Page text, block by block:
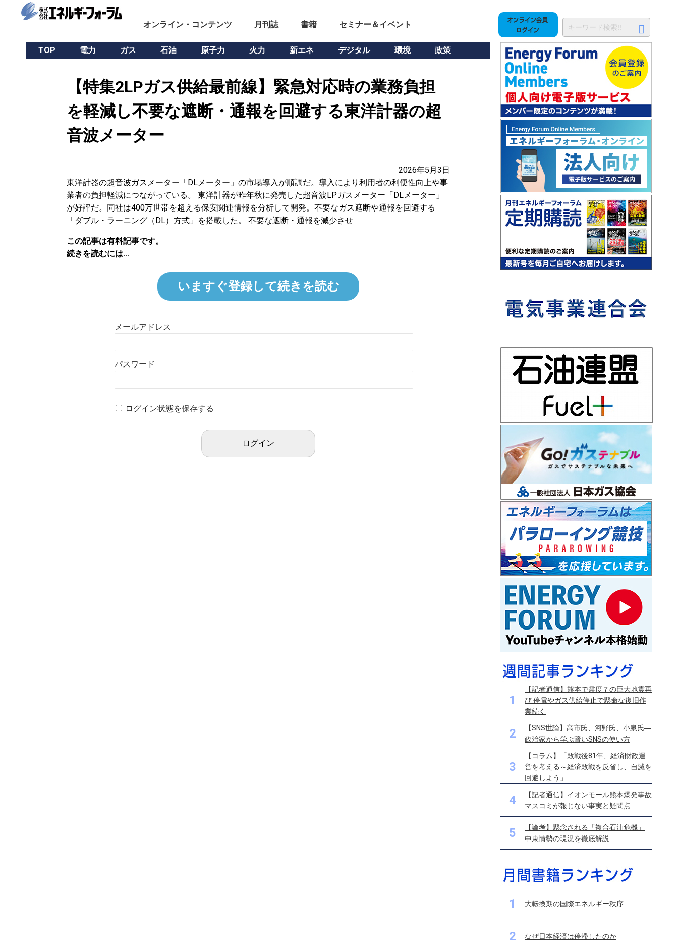
オンライン・コンテンツ 月刊誌 書籍 セミナー＆イベント
TOP 電力 ガス 石油 原子力 火力 新エネ デジタル 環境 政策
【特集2LPガス供給最前線】緊急対応時の業務負担
を軽減し不要な遮断・通報を回避する東洋計器の超
音波メーター
2026年5月3日
東洋計器の超音波ガスメーター「DLメーター」の市場導入が順調だ。導入により利用者の利便性向上や事
業者の負担軽減につながっている。 東洋計器が昨年秋に発売した超音波LPガスメーター「DLメーター」
が好評だ。同社は400万世帯を超える保安関連情報を分析して開発。不要なガス遮断や通報を回避する
「ダブル・ラーニング（DL）方式」を搭載した。 不要な遮断・通報を減少させ
この記事は有料記事です。
続きを読むには...
いますぐ登録して続きを読む
メールアドレス
パスワード
ログイン状態を保存する
1
【記者通信】熊本で震度７の巨大地震再
び 停電やガス供給停止で懸命な復旧作
業続く
2
【SNS世論】高市氏、河野氏、小泉氏―
政治家から学ぶ賢いSNSの使い方
3
【コラム】「敗戦後81年、経済財政運
営を考える～経済敗戦を反省し、自滅を
回避しよう」
4
【記者通信】イオンモール熊本爆発事故
マスコミが報じない事実と疑問点
5
【論考】懸念される「複合石油危機」
中東情勢の現況を徹底解説
1 大転換期の国際エネルギー秩序
2 なぜ日本経済は停滞したのか